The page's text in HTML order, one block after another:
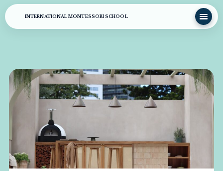
INTERNATIONAL MONTESSORI SCHOOL